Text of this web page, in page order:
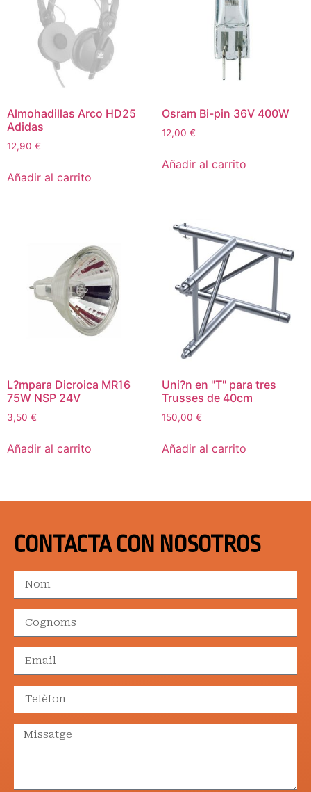
Almohadillas Arco HD25
Adidas
12,90 €
Añadir al carrito
Osram Bi-pin 36V 400W
12,00 €
Añadir al carrito
L?mpara Dicroica MR16
75W NSP 24V
3,50 €
Añadir al carrito
Uni?n en "T" para tres
Trusses de 40cm
150,00 €
Añadir al carrito
CONTACTA CON NOSOTROS